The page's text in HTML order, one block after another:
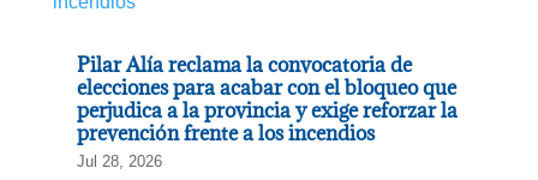
Pilar Alía reclama la convocatoria de
elecciones para acabar con el bloqueo que
perjudica a la provincia y exige reforzar la
prevención frente a los incendios
Jul 28, 2026